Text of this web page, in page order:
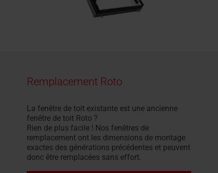
Remplacement Roto
La fenêtre de toit existante est une ancienne
fenêtre de toit Roto ?
Rien de plus facile ! Nos fenêtres de
remplacement ont les dimensions de montage
exactes des générations précédentes et peuvent
donc être remplacées sans effort.